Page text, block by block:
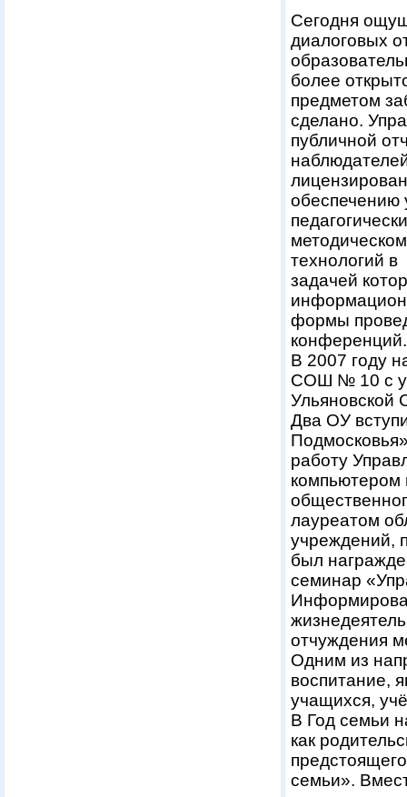
Сегодня
диалоговых
более
предметом
сделано.
публичной
обеспечению
технологий
задачей
формы
конференций.
В 2007 году
СОШ № 10 с
Два ОУ
работу
компьютером
лауреатом
учреждений,
был
семинар
отчуждения
Одним из
воспитание,
учащихся,
В Год семьи
как
семьи».